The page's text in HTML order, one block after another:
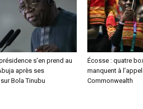
s’en prend au
après ses
Bola Tinubu
Écosse : quatre
manquent à
Commonwealth